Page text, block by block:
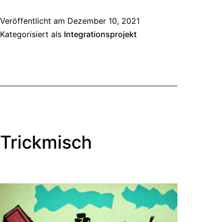
Veröffentlicht am Dezember 10, 2021
Kategorisiert als Integrationsprojekt
Trickmisch